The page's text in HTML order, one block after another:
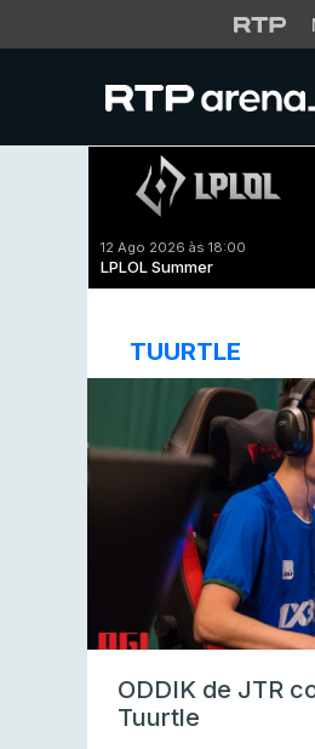
12 Ago 2026 às 18:00
LPLOL Summer
TUURTLE
ODDIK de JTR
Tuurtle